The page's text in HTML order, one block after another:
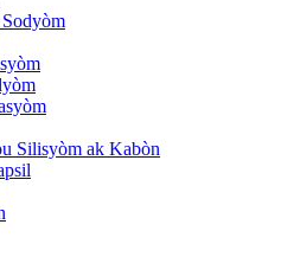
Silisyòm ak Kabòn